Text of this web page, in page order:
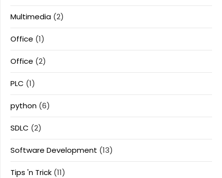
Multimedia (2)
Office (1)
Office (2)
PLC (1)
python (6)
SDLC (2)
Software Development (13)
Tips 'n Trick (11)